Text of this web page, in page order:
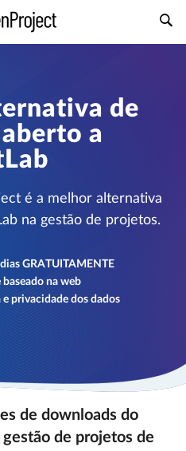
de
a
é a melhor alternativa
na gestão de projetos.
GRATUITAMENTE
na web
e privacidade dos dados
de downloads do
de projetos de